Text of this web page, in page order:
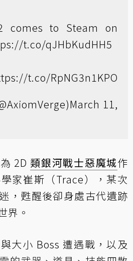
comes to Steam on
t.co/qJHbKudHH5
t.co/RpNG3n1KPO
March 11,
2D 類銀河戰士惡魔城作
家崔斯（Trace），某次
，甦醒後卻身處古代遺跡
界。
大小 Boss 遭遇戰，以及